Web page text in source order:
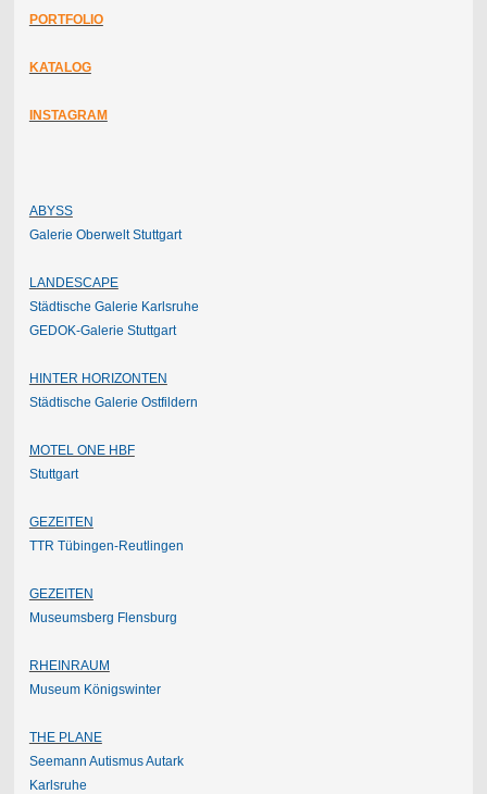
PORTFOLIO
KATALOG
INSTAGRAM
ABYSS
Galerie Oberwelt Stuttgart
LANDESCAPE
Städtische Galerie Karlsruhe
GEDOK-Galerie Stuttgart
HINTER HORIZONTEN
Städtische Galerie Ostfildern
MOTEL ONE HBF
Stuttgart
GEZEITEN
TTR Tübingen-Reutlingen
GEZEITEN
Museumsberg Flensburg
RHEINRAUM
Museum Königswinter
THE PLANE
Seemann Autismus Autark
Karlsruhe